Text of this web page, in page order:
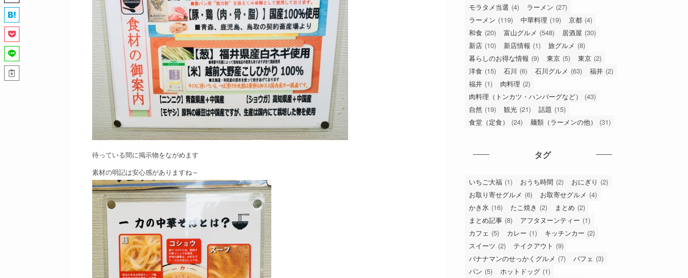
待っている間に掲示物をながめます
素材の明記は安心感がありますね～
モラタメ当選 (4) ラーメン (27)
ラーメン (119) 中華料理 (19) 京都 (4)
和食 (20) 富山グルメ (548) 居酒屋 (30)
新店 (10) 新店情報 (1) 旅グルメ (8)
暮らしのお得な情報 (9) 東京 (5) 東京 (2)
洋食 (15) 石川 (6) 石川グルメ (63) 福井 (2)
福井 (1) 肉料理 (2)
肉料理（トンカツ・ハンバーグなど）
(43)
自然 (19) 観光 (21) 話題 (15)
食堂（定食）
(24) 麺類（ラーメンの他） (31)
タグ
いちご大福 (1) おうち時間 (2) おにぎり (2)
お取り寄せグルメ (6) お取寄せグルメ (4)
かき氷 (16) たこ焼き (2) まとめ (2)
まとめ記事 (8) アフタヌーンティー (1)
カフェ (5) カレー (1) キッチンカー (2)
スイーツ (2) テイクアウト (9)
バナナマンのせっかくグルメ (7) パフェ (3)
パン (5) ホットドッグ (1)